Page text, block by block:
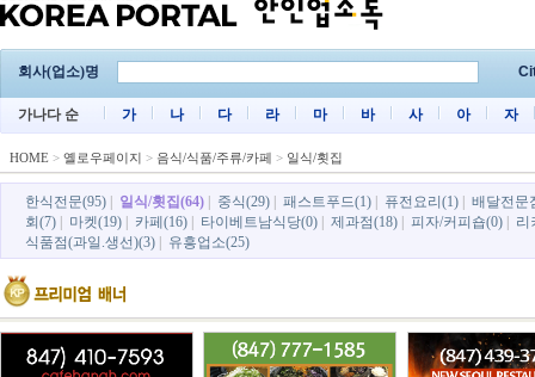
회사(업소)명
가나다 순 가 나 다 라 마 바 사 아 자
HOME > 옐로우페이지 > 음식/식품/주류/카페 > 일식/횟집
한식전문(95) 일식/횟집(64) 중식(29) 패스트푸드(1) 퓨전요리(1)
배달전문
회(7)
마켓(19) 카페(16) 타이베트남식당(0) 제과점(18) 피자/커피숍(0)
리
식품점(과일.생선)(3)
유흥업소(25)